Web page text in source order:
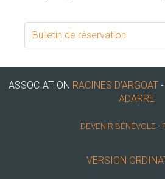
Bulletin de réservation
ASSOCIATION RACINES D'ARGOAT
ADARRE
DEVENIR BÉNÉVOLE -
VERSION